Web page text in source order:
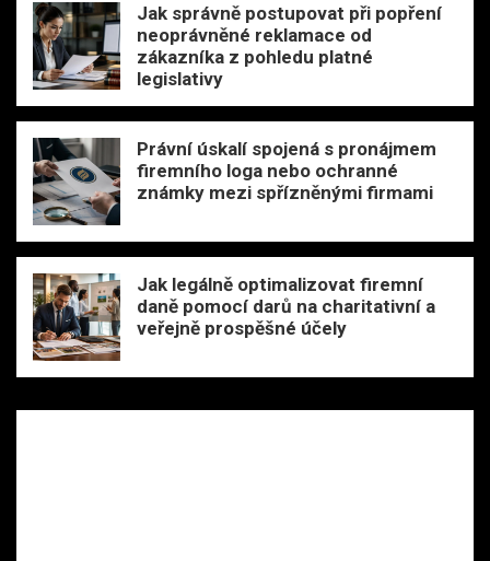
Jak správně postupovat při popření
neoprávněné reklamace od
zákazníka z pohledu platné
legislativy
Právní úskalí spojená s pronájmem
firemního loga nebo ochranné
známky mezi spřízněnými firmami
Jak legálně optimalizovat firemní
daně pomocí darů na charitativní a
veřejně prospěšné účely